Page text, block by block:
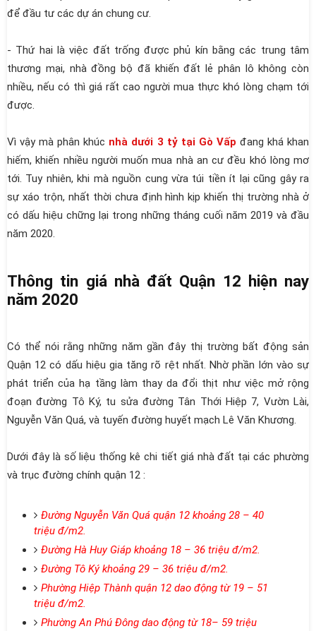
để đầu tư các dự án chung cư.
- Thứ hai là việc đất trống được phủ kín bằng các trung tâm
thương mại, nhà đồng bộ đã khiến đất lẻ phân lô không còn
nhiều, nếu có thì giá rất cao người mua thực khó lòng chạm tới
được.
Vì vậy mà phân khúc nhà dưới 3 tỷ tại Gò Vấp đang khá khan
hiếm, khiến nhiều người muốn mua nhà an cư đều khó lòng mơ
tới. Tuy nhiên, khi mà nguồn cung vừa túi tiền ít lại cũng gây ra
sự xáo trộn, nhất thời chưa định hình kịp khiến thị trường nhà ở
có dấu hiệu chững lại trong những tháng cuối năm 2019 và đầu
năm 2020.
Thông tin giá nhà đất Quận 12 hiện nay
năm 2020
Có thể nói rằng những năm gần đây thị trường bất động sản
Quận 12 có dấu hiệu gia tăng rõ rệt nhất. Nhờ phần lớn vào sự
phát triển của hạ tầng làm thay da đổi thịt như việc mở rộng
đoạn đường Tô Ký, tu sửa đường Tân Thới Hiệp 7, Vườn Lài,
Nguyễn Văn Quá, và tuyến đường huyết mạch Lê Văn Khương.
Dưới đây là số liệu thống kê chi tiết giá nhà đất tại các phường
và trục đường chính quận 12 :
Đường Nguyễn Văn Quá quận 12 khoảng 28 – 40
triệu đ/m2.
Đường Hà Huy Giáp khoảng 18 – 36 triệu đ/m2.
Đường Tô Ký khoảng 29 – 36 triệu đ/m2.
Phường Hiệp Thành quận 12 dao động từ 19 – 51
triệu đ/m2.
Phường An Phú Đông dao động từ 18– 59 triệu